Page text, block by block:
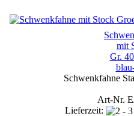
mit
Gr.
Schwenkfahne
Art-Nr.
Lieferzeit: